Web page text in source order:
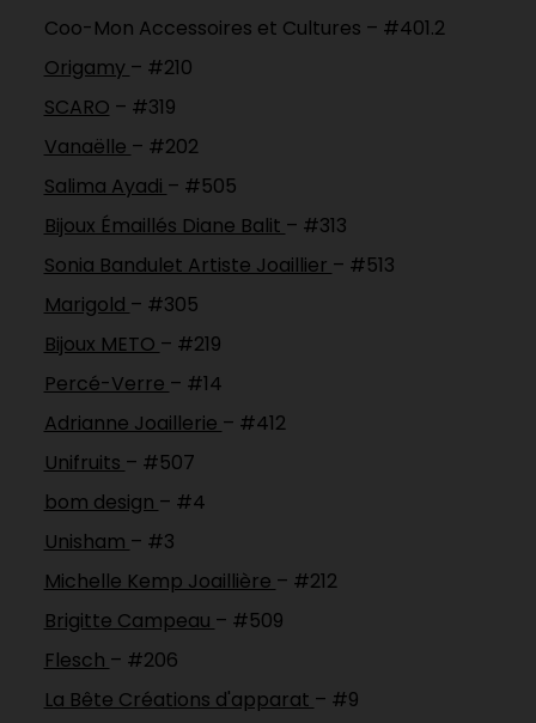
Coo-Mon Accessoires et Cultures – #401.2
Origamy – #210
SCARO – #319
Vanaëlle – #202
Salima Ayadi – #505
Bijoux Émaillés Diane Balit – #313
Sonia Bandulet Artiste Joaillier – #513
Marigold – #305
Bijoux METO – #219
Percé-Verre – #14
Adrianne Joaillerie – #412
Unifruits – #507
bom design – #4
Unisham – #3
Michelle Kemp Joaillière – #212
Brigitte Campeau – #509
Flesch – #206
La Bête Créations d'apparat – #9